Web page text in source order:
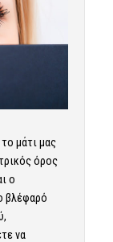
μάτι μας
όρος
ο
βλέφαρό
να